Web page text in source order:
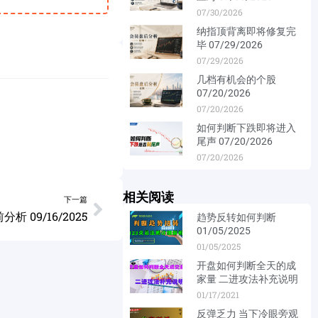
下一篇
分析 09/16/2025
07/30/2026
纳指顶背离即将修复完
毕 07/29/2026
07/29/2026
几档有机会的个股
07/20/2026
07/20/2026
如何判断下跌即将进入
尾声 07/20/2026
07/20/2026
相关阅读
趋势反转如何判断
01/05/2025
01/05/2025
开盘如何判断全天的成
家量 二进攻法补充说明
01/17/2021
反弹乏力 当下冷眼旁观